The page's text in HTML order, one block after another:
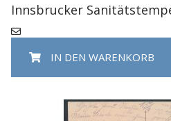
Innsbrucker
IN DEN WARENKORB